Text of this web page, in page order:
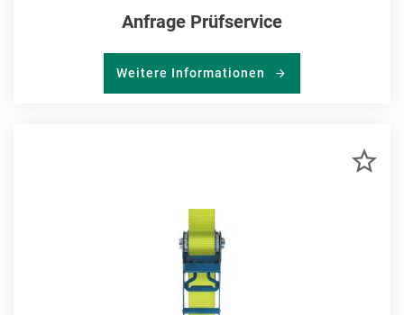
Anfrage Prüfservice
Weitere Informationen